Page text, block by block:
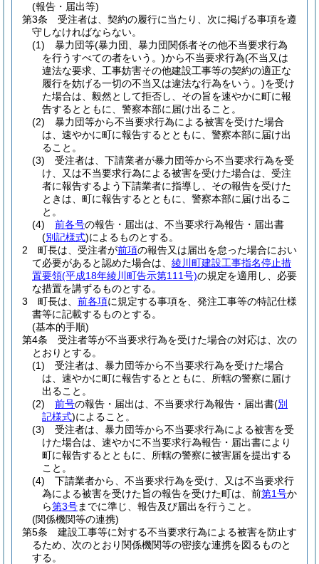
(報告・届出等)
第3条
受注者は、契約の履行に当たり、次に掲げる事項を遵
守しなければならない。
(1)
暴力団等(暴力団、暴力団関係者その他不当要求行為
を行うすべての者をいう。)から不当要求行為(不当又は
違法な要求、工事妨害その他建設工事等の契約の適正な
履行を妨げる一切の不当又は違法な行為をいう。)を受け
た場合は、毅然として拒否し、その旨を速やかに町に報
告するとともに、警察本部に届け出ること。
(2)
暴力団等から不当要求行為による被害を受けた場合
は、速やかに町に報告するとともに、警察本部に届け出
ること。
(3)
受注者は、下請業者が暴力団等から不当要求行為を受
け、又は不当要求行為による被害を受けた場合は、受注
者に報告するよう下請業者に指導し、その報告を受けた
ときは、町に報告するとともに、警察本部に届け出るこ
と。
(4)
前各号の報告・届出は、不当要求行為報告・届出書
(別記様式)によるものとする。
2
町長は、受注者が前項の報告又は届出を怠った場合におい
て必要があると認めた場合は、 綾川町建設工事指名停止措
置要領(平成18年綾川町告示第111号)の規定を適用し、必要
な措置を講ずるものとする。
3
町長は、 前各項に規定する事項を、発注工事等の特記仕様
書等に記載するものとする。
(基本的手順)
第4条
受注者等が不当要求行為を受けた場合の対応は、次の
とおりとする。
(1)
受注者は、暴力団等から不当要求行為を受けた場合
は、速やかに町に報告するとともに、所轄の警察に届け
出ること。
(2)
前号の報告・届出は、不当要求行為報告・届出書(別
記様式)によること。
(3)
受注者は、暴力団等から不当要求行為による被害を受
けた場合は、速やかに不当要求行為報告・届出書により
町に報告するとともに、所轄の警察に被害届を提出する
こと。
(4)
下請業者から、不当要求行為を受け、又は不当要求行
為による被害を受けた旨の報告を受けた町は、前第1号か
ら第3号までに準じ、報告及び届出を行うこと。
(関係機関等の連携)
第5条
建設工事等に対する不当要求行為による被害を防止す
るため、次のとおり関係機関等の密接な連携を図るものと
する。